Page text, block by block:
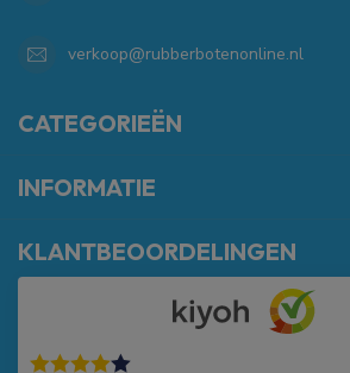
verkoop@rubberbotenonline.nl
CATEGORIEËN
INFORMATIE
KLANTBEOORDELINGEN